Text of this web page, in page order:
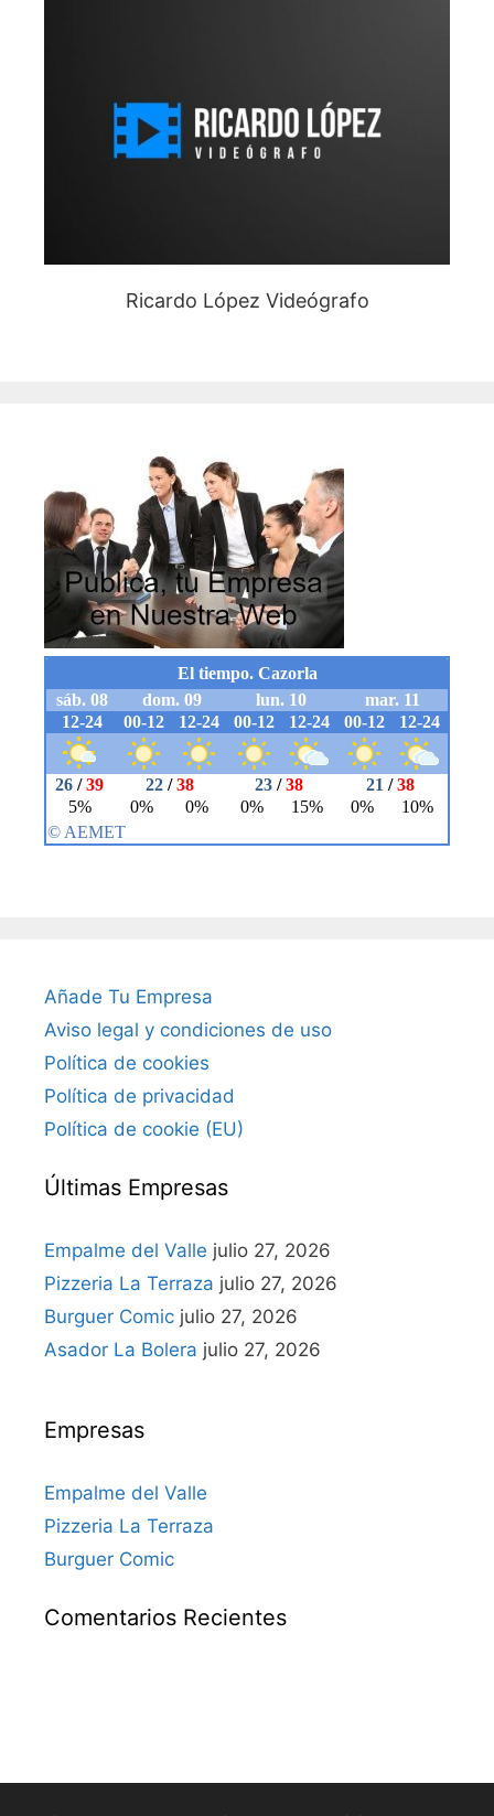
Ricardo López Videógrafo
Añade Tu Empresa
Aviso legal y condiciones de uso
Política de cookies
Política de privacidad
Política de cookie (EU)
Últimas Empresas
Empalme del Valle julio 27, 2026
Pizzeria La Terraza julio 27, 2026
Burguer Comic julio 27, 2026
Asador La Bolera julio 27, 2026
Empresas
Empalme del Valle
Pizzeria La Terraza
Burguer Comic
Comentarios Recientes